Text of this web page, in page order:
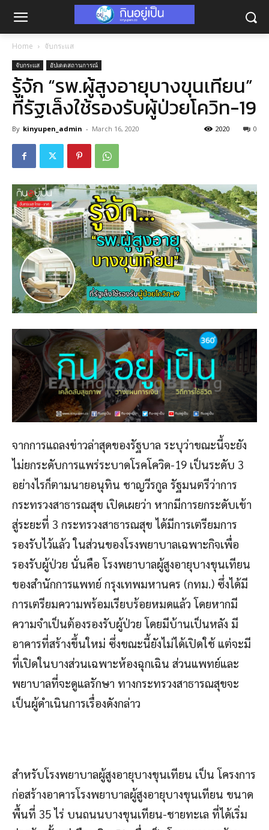
Home จับกระแส
จับกระแส อัปเดตสถานการณ์
รู้จัก “รพ.ผู้สูงอายุบางขุนเทียน”
ที่รัฐเล็งใช้รองรับผู้ป่วยโควิท-19
By kinyupen_admin - March 16, 2020 0
2020
จากการแถลงข่าวล่าสุดของรัฐบาล ระบุว่าขณะนี้จะยัง
ไม่ยกระดับการแพร่ระบาดโรคโควิด-19 เป็นระดับ 3
อย่างไรก็ตามนายอนุทิน ชาญวีรกูล รัฐมนตรีว่าการ
กระทรวงสาธารณสุข เปิดเผยว่า หากมีการยกระดับเข้า
สู่ระยะที่ 3 กระทรวงสาธารณสุข ได้มีการเตรียมการ
รองรับไว้แล้ว ในส่วนของโรงพยาบาลเฉพาะกิจเพื่อ
รองรับผู้ป่วย นั่นคือ โรงพยาบาลผู้สูงอายุบางขุนเทียน
ของสำนักการแพทย์ กรุงเทพมหานคร (กทม.) ซึ่งได้มี
การเตรียมความพร้อมเรียบร้อยหมดแล้ว โดยหากมี
ความจำเป็นต้องรองรับผู้ป่วย โดยมีบ้านเป็นหลัง มี
อาคารที่สร้างขึ้นใหม่ ซึ่งขณะนี้ยังไม่ได้เปิดใช้ แต่จะมี
ที่เปิดในบางส่วนเฉพาะห้องฉุกเฉิน ส่วนแพทย์และ
พยาบาลที่จะดูแลรักษา ทางกระทรวงสาธารณสุขจะ
เป็นผู้ดำเนินการเรื่องดังกล่าว
สำหรับโรงพยาบาลผู้สูงอายุบางขุนเทียน เป็น โครงการ
ก่อสร้างอาคารโรงพยาบาลผู้สูงอายุบางขุนเทียน ขนาด
พื้นที่ 35 ไร่ บนถนนบางขุนเทียน-ชายทะเล ที่ได้เริ่ม